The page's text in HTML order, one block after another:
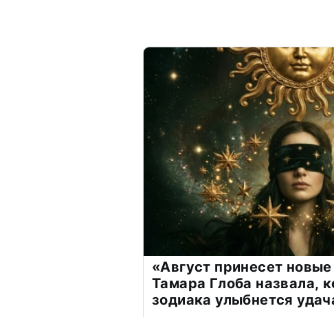
«Август принесет
Тамара Глоба назвала,
зодиака улыбнется